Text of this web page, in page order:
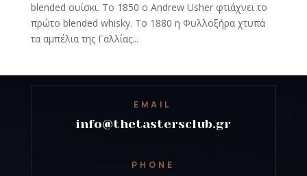
blended ουίσκι. To 1850 ο Andrew Usher φτιάχνει το
πρώτο blended whisky. To 1880 η Φυλλοξήρα χτυπά
τα αμπέλια της Γαλλίας...
EMAIL
info@thetastersclub.gr
PHONE